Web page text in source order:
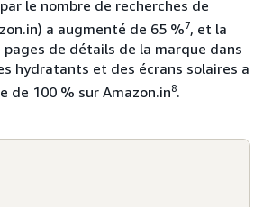
le nombre de recherches de
a augmenté de 65 %7, et la
de détails de la marque dans
hydratants et des écrans solaires a
de 100 % sur Amazon.in8.